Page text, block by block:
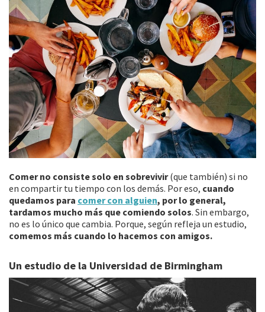
Comer no consiste solo en sobrevivir(que también) si no
en compartir tu tiempo con los demás. Por eso, cuando
quedamos para comer con alguien, por lo general,
tardamos mucho más que comiendo solos. Sin embargo,
no es lo único que cambia. Porque, según refleja un estudio,
comemos más cuando lo hacemos con amigos.
Un estudio de la Universidad de Birmingham